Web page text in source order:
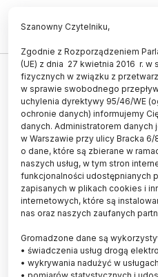
POPULARYZACJA
Polska
FameLab
AGNIESZKA KLIKS-PUDLIK
24.11.2024
aktualizacja:
3 minuty czytania
Szanowny Czytelniku,
Zgodnie z Rozporządzeniem
(UE) z dnia 27 kwietnia 2016 r. w
fizycznych w związku z
w sprawie swobodnego
uchylenia dyrektywy 95/46/WE
ochronie danych) informujemy
danych. Administratorem danych
w Warszawie przy ulicy Bracka
o dane, które są zbierane w
naszych usług, w tym stron
funkcjonalności udostępnianych
zapisanych w plikach cookies i
internetowych, które są
nas oraz naszych zaufanych
Gromadzone dane są
• świadczenia usług drogą
• wykrywania nadużyć w usługach